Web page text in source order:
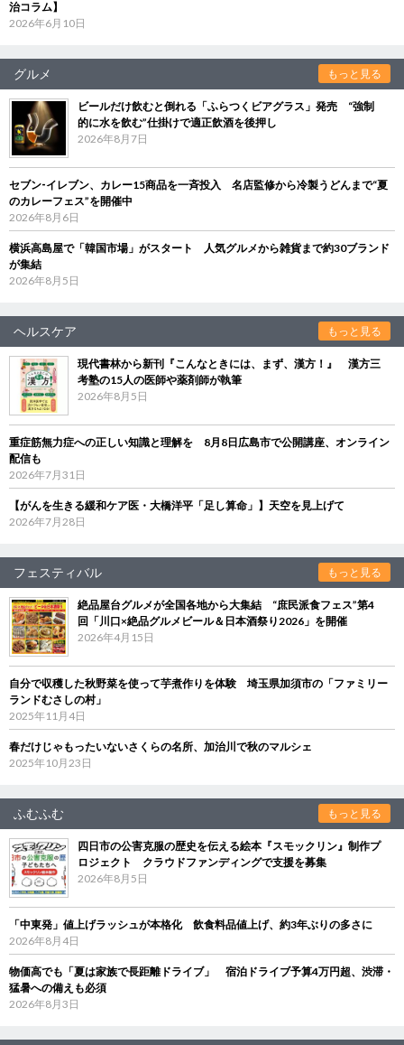
治コラム】
2026年6月10日
グルメ もっと見る
ビールだけ飲むと倒れる「ふらつくビアグラス」発売 “強制
的に水を飲む”仕掛けで適正飲酒を後押し
2026年8月7日
セブン‐イレブン、カレー15商品を一斉投入 名店監修から冷製うどんまで“夏
のカレーフェス”を開催中
2026年8月6日
横浜高島屋で「韓国市場」がスタート 人気グルメから雑貨まで約30ブランド
が集結
2026年8月5日
ヘルスケア もっと見る
現代書林から新刊『こんなときには、まず、漢方！』 漢方三
考塾の15人の医師や薬剤師が執筆
2026年8月5日
重症筋無力症への正しい知識と理解を 8月8日広島市で公開講座、オンライン
配信も
2026年7月31日
【がんを生きる緩和ケア医・大橋洋平「足し算命」】天空を見上げて
2026年7月28日
フェスティバル もっと見る
絶品屋台グルメが全国各地から大集結 “庶民派食フェス”第4
回「川口×絶品グルメビール＆日本酒祭り2026」を開催
2026年4月15日
自分で収穫した秋野菜を使って芋煮作りを体験 埼玉県加須市の「ファミリー
ランドむさしの村」
2025年11月4日
春だけじゃもったいないさくらの名所、加治川で秋のマルシェ
2025年10月23日
ふむふむ もっと見る
四日市の公害克服の歴史を伝える絵本『スモックリン』制作プ
ロジェクト クラウドファンディングで支援を募集
2026年8月5日
「中東発」値上げラッシュが本格化 飲食料品値上げ、約3年ぶりの多さに
2026年8月4日
物価高でも「夏は家族で長距離ドライブ」 宿泊ドライブ予算4万円超、渋滞・
猛暑への備えも必須
2026年8月3日